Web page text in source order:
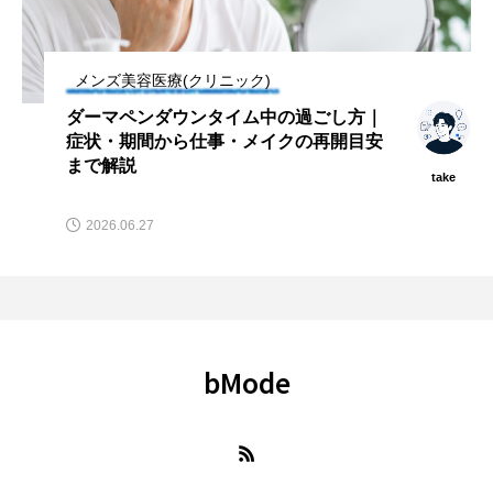
メンズ美容医療(クリニック)
ダーマペンダウンタイム中の過ごし方｜
症状・期間から仕事・メイクの再開目安
まで解説
take
2026.06.27
bMode